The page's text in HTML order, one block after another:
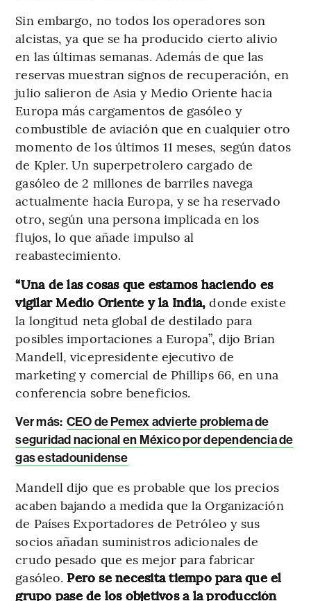
Sin embargo, no todos los operadores son
alcistas, ya que se ha producido cierto alivio
en las últimas semanas. Además de que las
reservas muestran signos de recuperación, en
julio salieron de Asia y Medio Oriente hacia
Europa más cargamentos de gasóleo y
combustible de aviación que en cualquier otro
momento de los últimos 11 meses, según datos
de Kpler. Un superpetrolero cargado de
gasóleo de 2 millones de barriles navega
actualmente hacia Europa, y se ha reservado
otro, según una persona implicada en los
flujos, lo que añade impulso al
reabastecimiento.
“Una de las cosas que estamos haciendo es
vigilar Medio Oriente y la India, donde existe
la longitud neta global de destilado para
posibles importaciones a Europa”, dijo Brian
Mandell, vicepresidente ejecutivo de
marketing y comercial de Phillips 66, en una
conferencia sobre beneficios.
Ver más: CEO de Pemex advierte problema de
seguridad nacional en México por dependencia de
gas estadounidense
Mandell dijo que es probable que los precios
acaben bajando a medida que la Organización
de Países Exportadores de Petróleo y sus
socios añadan suministros adicionales de
crudo pesado que es mejor para fabricar
gasóleo. Pero se necesita tiempo para que el
grupo pase de los objetivos a la producción